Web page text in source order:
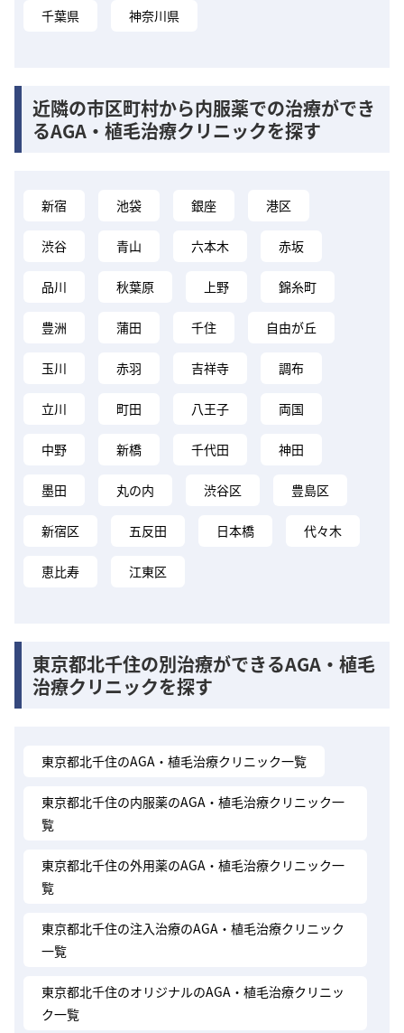
千葉県 神奈川県
近隣の市区町村から内服薬での治療ができ
るAGA・植毛治療クリニックを探す
新宿 池袋 銀座 港区
渋谷 青山 六本木 赤坂
品川 秋葉原 上野 錦糸町
豊洲 蒲田 千住 自由が丘
玉川 赤羽 吉祥寺 調布
立川 町田 八王子 両国
中野 新橋 千代田 神田
墨田 丸の内 渋谷区 豊島区
新宿区 五反田 日本橋 代々木
恵比寿 江東区
東京都北千住の別治療ができるAGA・植毛
治療クリニックを探す
東京都北千住のAGA・植毛治療クリニック一覧
東京都北千住の内服薬のAGA・植毛治療クリニック一
覧
東京都北千住の外用薬のAGA・植毛治療クリニック一
覧
東京都北千住の注入治療のAGA・植毛治療クリニック
一覧
東京都北千住のオリジナルのAGA・植毛治療クリニッ
ク一覧